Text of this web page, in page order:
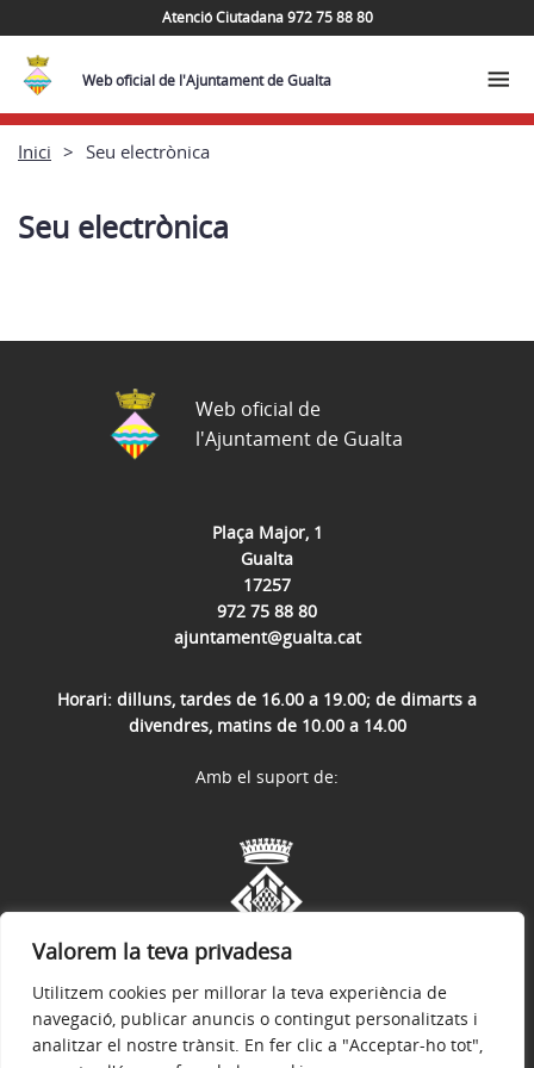
Valorem la teva privadesa
Utilitzem cookies per millorar la teva experiència de
navegació, publicar anuncis o contingut personalitzats i
analitzar el nostre trànsit. En fer clic a "Acceptar-ho tot",
Atenció Ciutadana 972 75 88 80
Web oficial de l'Ajuntament de Gualta
Inici Seu electrònica
Seu electrònica
Plaça Major, 1
Gualta
17257
972 75 88 80
ajuntament@gualta.cat
Horari: dilluns, tardes de 16.00 a 19.00; de dimarts a
divendres, matins de 10.00 a 14.00
Web oficial de
l'Ajuntament de Gualta
Amb el suport de: